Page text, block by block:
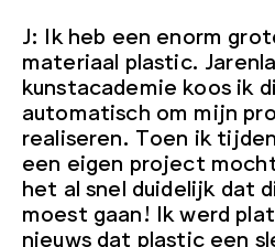
J: Ik heb een enorm
materiaal plastic.
kunstacademie koos ik
automatisch om mijn
realiseren. Toen ik
een eigen project
het al snel duidelijk dat
moest gaan! Ik werd
nieuws dat plastic een